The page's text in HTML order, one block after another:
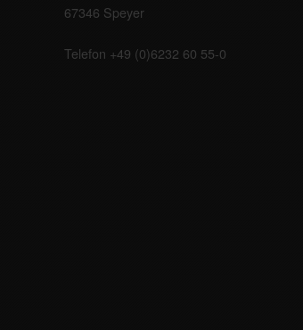
67346 Speyer
Telefon +49 (0)6232 60 55-0